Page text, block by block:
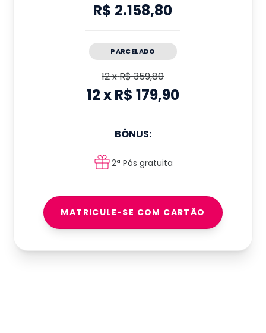
R$ 2.158,80
PARCELADO
12xR$ 359,80
12xR$ 179,90
BÔNUS:
2ª Pós gratuita
MATRICULE-SE COM CARTÃO